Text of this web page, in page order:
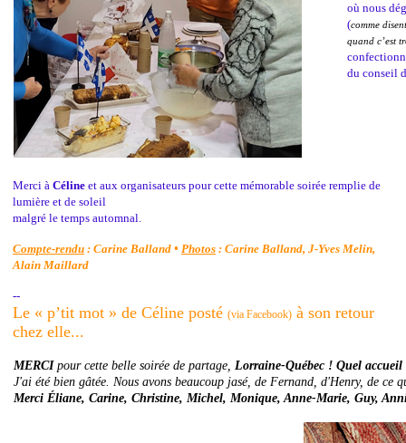
où nous
(comme
quand c’est
du conseil
Merci à Céline et aux organisateurs pour cette mémorable soirée remplie de
lumière et de soleil
malgré le temps automnal.
Compte-rendu : Carine Balland • Photos : Carine Balland, J-Yves Melin,
Alain Maillard
--
Le « p’tit mot » de Céline posté (via Facebook) à son retour
chez elle...
MERCIpour cette belle soirée de partage, Lorraine-Québec ! Quel accueil
J'ai été bien gâtée. Nous avons beaucoup jasé, de Fernand, d'Henry, de ce
Merci Éliane, Carine, Christine, Michel, Monique, Anne-Marie, Guy,